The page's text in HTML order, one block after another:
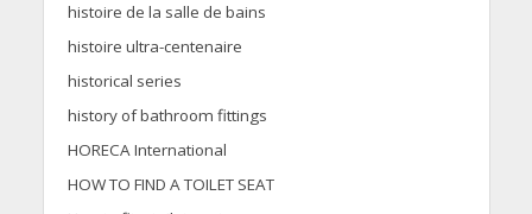
histoire de la salle de bains
histoire ultra-centenaire
historical series
history of bathroom fittings
HORECA International
HOW TO FIND A TOILET SEAT